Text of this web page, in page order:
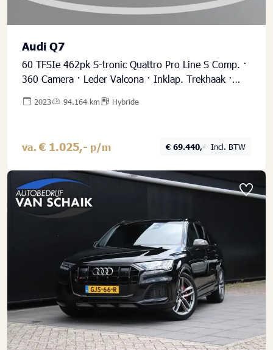
Audi Q7
60 TFSIe 462pk S-tronic Quattro Pro Line S Comp. ·
360 Camera · Leder Valcona · Inklap. Trekhaak ·
Bestuurder ·
2023 94.164 km Hybride
va. € 1.025,- p/m € 69.440,- Incl. BTW